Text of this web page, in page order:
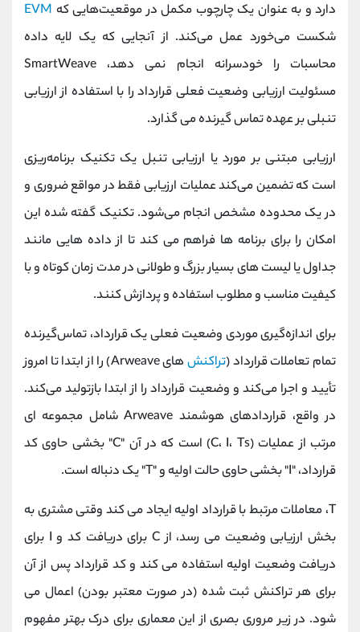
دارد و به عنوان یک چارچوب مکمل در موقعیت‌هایی که EVM
شکست می‌خورد عمل می‌کند. از آنجایی که یک لایه داده
محاسبات را خودسرانه انجام نمی دهد، SmartWeave
مسئولیت ارزیابی وضعیت فعلی قرارداد را با استفاده از ارزیابی
تنبلی بر عهده تماس گیرنده می گذارد.
ارزیابی مبتنی بر مورد یا ارزیابی تنبل یک تکنیک برنامه‌ریزی
است که تضمین می‌کند عملیات ارزیابی فقط در مواقع ضروری و
در یک محدوده مشخص انجام می‌شود. تکنیک گفته شده این
امکان را برای برنامه ها فراهم می کند تا از داده هایی مانند
جداول یا لیست های بسیار بزرگ و طولانی در مدت زمان کوتاه و با
کیفیت مناسب و مطلوب استفاده و پردازش کنند.
برای اندازه‌گیری موردی وضعیت فعلی یک قرارداد، تماس‌گیرنده
تمام تعاملات قرارداد (تراکنش‌
های Arweave) را از ابتدا تا امروز
تأیید و اجرا می‌کند و وضعیت قرارداد را از ابتدا بازتولید می‌کند.
در واقع، قراردادهای هوشمند Arweave شامل مجموعه ای
مرتب از عملیات (C، I، Ts) است که در آن "C" بخشی حاوی کد
قرارداد، "I" بخشی حاوی حالت اولیه و "T" یک دنباله است.
T، معاملات مرتبط با قرارداد اولیه ایجاد می کند وقتی مشتری به
بخش ارزیابی وضعیت می رسد، از C برای دریافت کد و I برای
دریافت وضعیت اولیه استفاده می کند و کد قرارداد پس از آن
برای هر تراکنش ثبت شده (در صورت معتبر بودن) اعمال می
شود. در زیر مروری بصری از این معماری برای درک بهتر مفهوم